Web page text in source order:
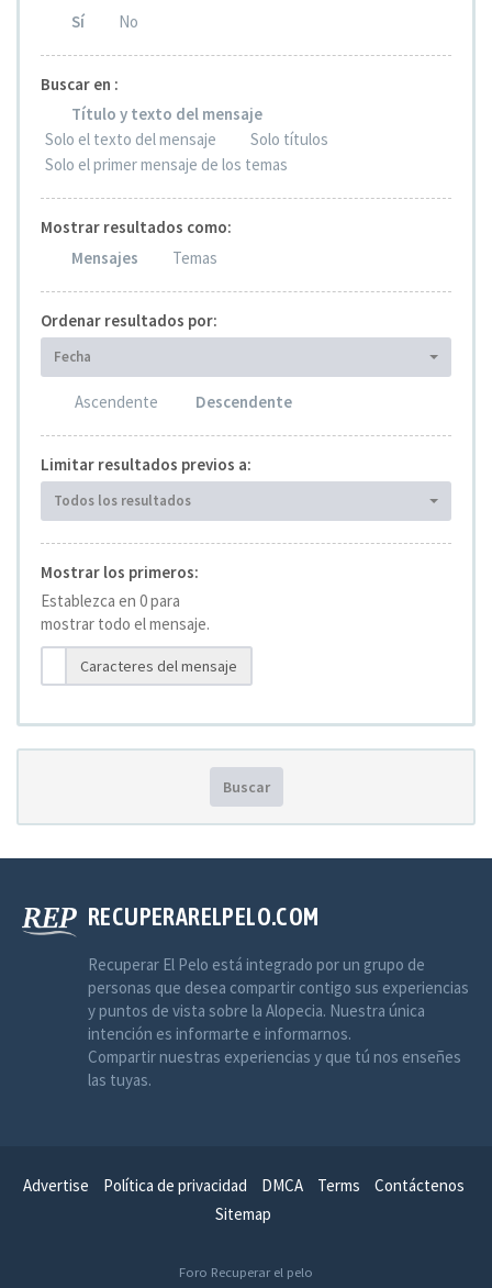
Sí
No
Buscar en :
Título y texto del mensaje
Solo el texto del mensaje
Solo títulos
Solo el primer mensaje de los temas
Mostrar resultados como:
Mensajes
Temas
Ordenar resultados por:
Fecha
Ascendente Descendente
Limitar resultados previos a:
Todos los resultados
Mostrar los primeros:
Establezca en 0 para
mostrar todo el mensaje.
Caracteres del mensaje
Buscar
RECUPERARELPELO.COM
Recuperar El Pelo está integrado por un grupo de
personas que desea compartir contigo sus experiencias
y puntos de vista sobre la Alopecia. Nuestra única
intención es informarte e informarnos.
Compartir nuestras experiencias y que tú nos enseñes
las tuyas.
Advertise Política de privacidad DMCA Terms
Contáctenos
Sitemap
Foro Recuperar el pelo